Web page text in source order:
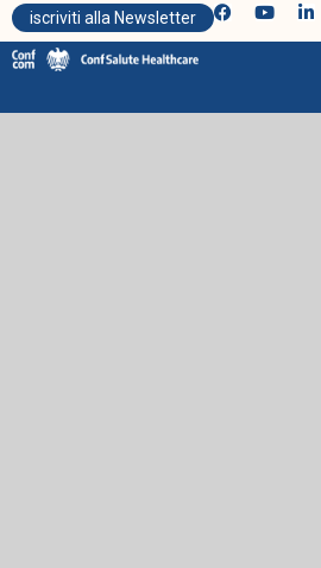
iscriviti alla Newsletter